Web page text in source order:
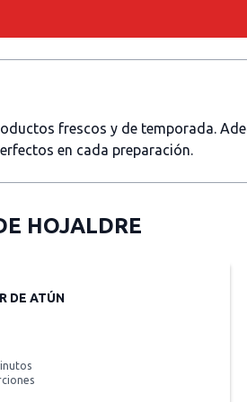
frescos y de temporada.
en cada preparación.
HOJALDRE
DE ATÚN